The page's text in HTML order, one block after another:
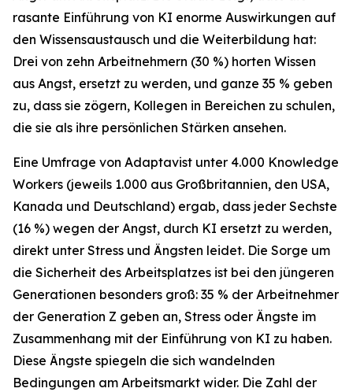
rasante Einführung von KI enorme Auswirkungen auf
den Wissensaustausch und die Weiterbildung hat:
Drei von zehn Arbeitnehmern (30 %) horten Wissen
aus Angst, ersetzt zu werden, und ganze 35 % geben
zu, dass sie zögern, Kollegen in Bereichen zu schulen,
die sie als ihre persönlichen Stärken ansehen.
Eine Umfrage von Adaptavist unter 4.000 Knowledge
Workers (jeweils 1.000 aus Großbritannien, den USA,
Kanada und Deutschland) ergab, dass jeder Sechste
(16 %) wegen der Angst, durch KI ersetzt zu werden,
direkt unter Stress und Ängsten leidet. Die Sorge um
die Sicherheit des Arbeitsplatzes ist bei den jüngeren
Generationen besonders groß: 35 % der Arbeitnehmer
der Generation Z geben an, Stress oder Ängste im
Zusammenhang mit der Einführung von KI zu haben.
Diese Ängste spiegeln die sich wandelnden
Bedingungen am Arbeitsmarkt wider. Die Zahl der